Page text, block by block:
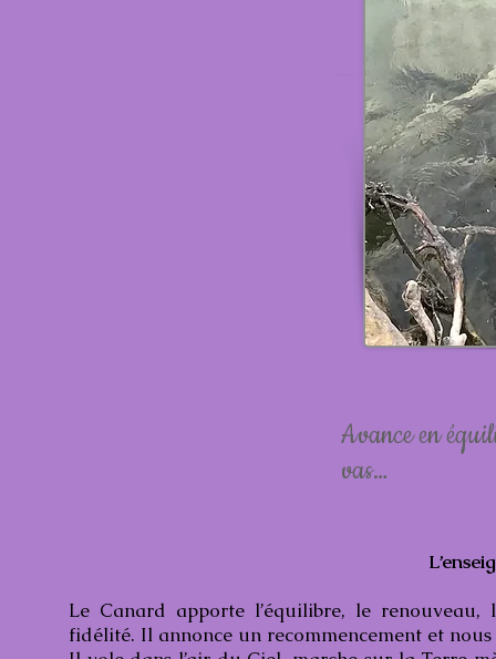
Avance en
vas…
Le Canard apporte l’équilibre, le renouveau,
fidélité. Il annonce un recommencement et